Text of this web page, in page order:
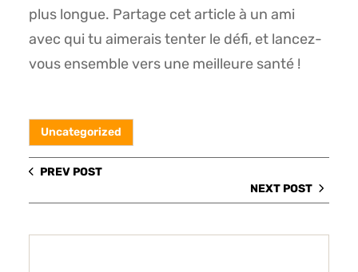
plus longue. Partage cet article à un ami
avec qui tu aimerais tenter le défi, et lancez-
vous ensemble vers une meilleure santé !
Uncategorized
PREV POST
NEXT POST